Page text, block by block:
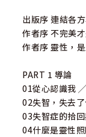
持續關懷生命
出版序 連結各
作者序 不完美
作者序 靈性，
PART 1 導論
01從心認識我
02失智，失去
03失智症的拾
04什麼是靈性